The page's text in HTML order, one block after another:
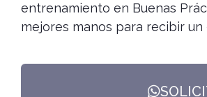
entrenamiento en Buenas
mejores manos para recibir un